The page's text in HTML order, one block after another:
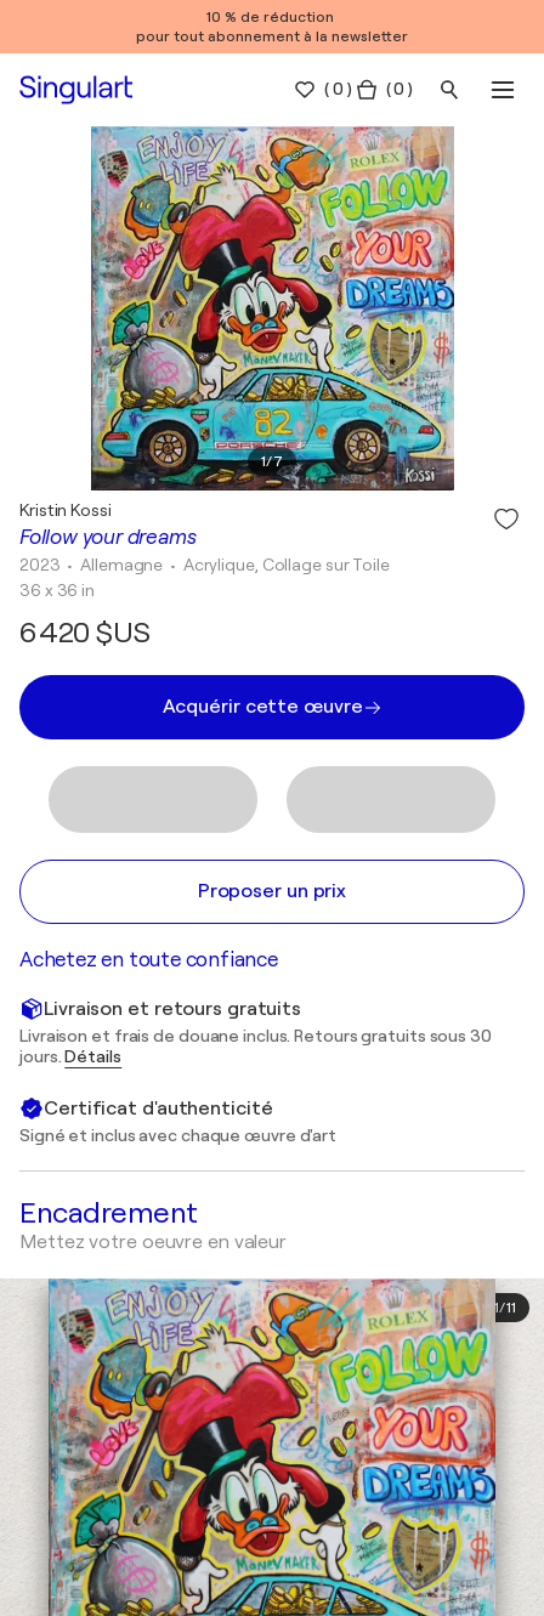
10 % de réduction
pour tout abonnement à la newsletter
(0 ) ( 0 )
1/7
Follow your dreams
Kristin Kossi
2023 • Allemagne • Acrylique, Collage sur Toile
36 x 36 in
6 420 $US
Acquérir cette œuvre
Proposer un prix
Achetez en toute confiance
Livraison et retours gratuits
Livraison et frais de douane inclus. Retours gratuits sous 30
jours.Détails
Certificat d'authenticité
Signé et inclus avec chaque œuvre d'art
Encadrement
Mettez votre oeuvre en valeur
1/11